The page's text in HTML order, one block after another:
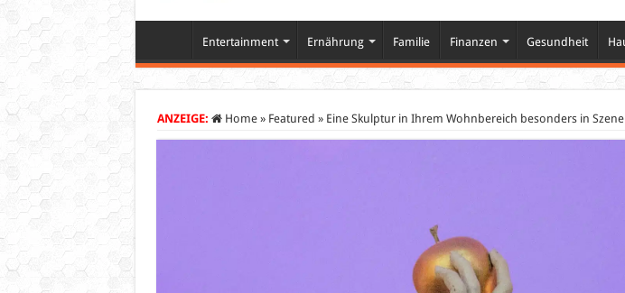
Entertainment Ernährung Familie Finanzen Gesundheit
ANZEIGE: Home » Featured » Eine Skulptur in Ihrem Wohnbereich besonders in